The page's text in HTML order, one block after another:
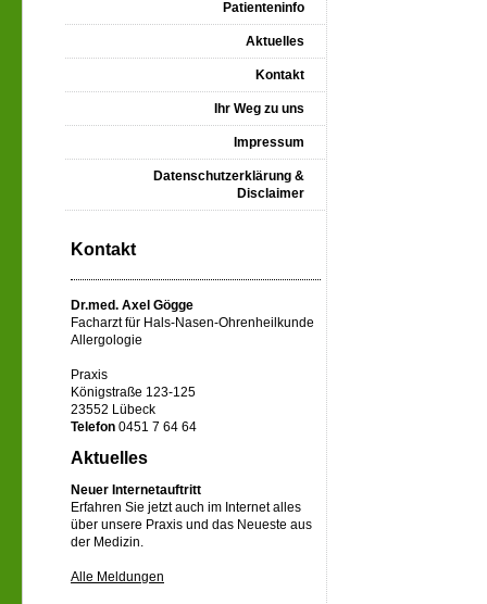
Patienteninfo
Aktuelles
Kontakt
Ihr Weg zu uns
Impressum
Datenschutzerklärung &
Disclaimer
Kontakt
Dr.med. Axel Gögge
Facharzt für Hals-Nasen-Ohrenheilkunde
Allergologie
Praxis
Königstraße 123-125
23552 Lübeck
Telefon 0451 7 64 64
Aktuelles
Neuer Internetauftritt
Erfahren Sie jetzt auch im Internet alles
über unsere Praxis und das Neueste aus
der Medizin.
Alle Meldungen